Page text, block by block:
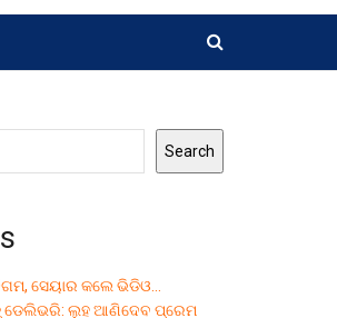
Search
ସେୟାର କଲେ ଭିଡିଓ…
ଡେଲିଭରି: ଲୁହ ଆଣିଦେବ ପ୍ରେମ